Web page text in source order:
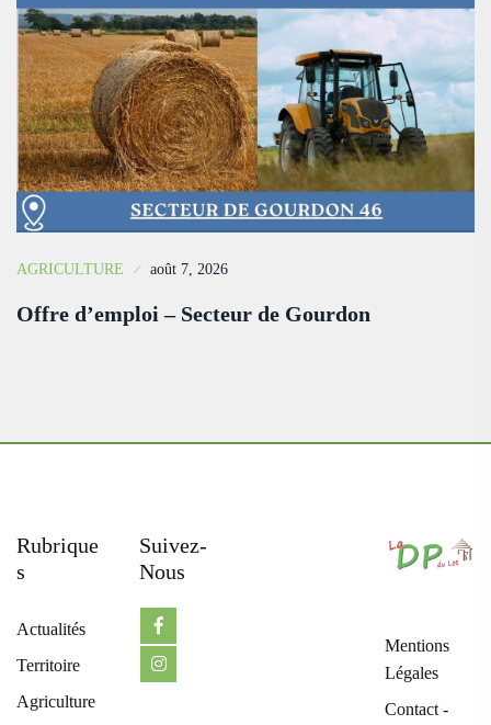
AGRICULTURE août 7, 2026
Offre d’emploi – Secteur de Gourdon
Rubrique
S
Actualités
Territoire
Agriculture
Suivez-
Nous
Mentions
Légales
Contact -